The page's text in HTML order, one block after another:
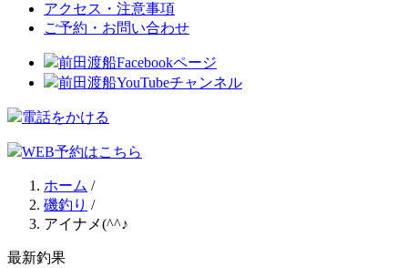
アクセス・注意事項
ご予約・お問い合わせ
前田渡船Facebookページ
前田渡船YouTubeチャンネル
電話をかける
WEB予約はこちら
ホーム /
磯釣り /
アイナメ(^^♪
最新釣果